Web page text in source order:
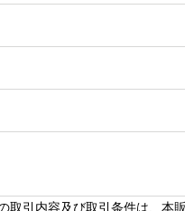
引内容及び取引条件は、